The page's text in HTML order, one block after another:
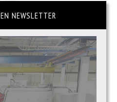
NEWSLETTER